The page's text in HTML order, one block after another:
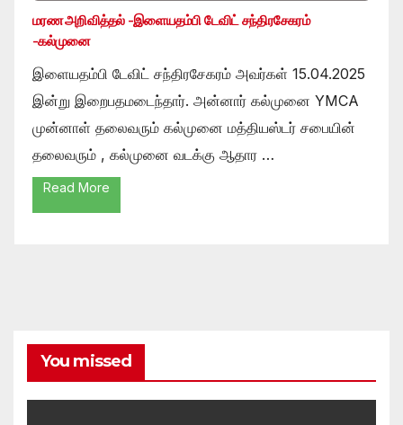
மரண அறிவித்தல் -இளையதம்பி டேவிட் சந்திரசேகரம்
-கல்முனை
இளையதம்பி டேவிட் சந்திரசேகரம் அவர்கள் 15.04.2025
இன்று இறைபதமடைந்தார். அன்னார் கல்முனை YMCA
முன்னாள் தலைவரும் கல்முனை மத்தியஸ்டர் சபையின்
தலைவரும் , கல்முனை வடக்கு ஆதார …
Read More
You missed